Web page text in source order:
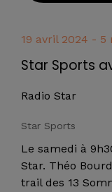
19 avril 2024 - 5
Star Sports
Radio Star
Star Sports
Le samedi à
Star. Théo
trail des 13